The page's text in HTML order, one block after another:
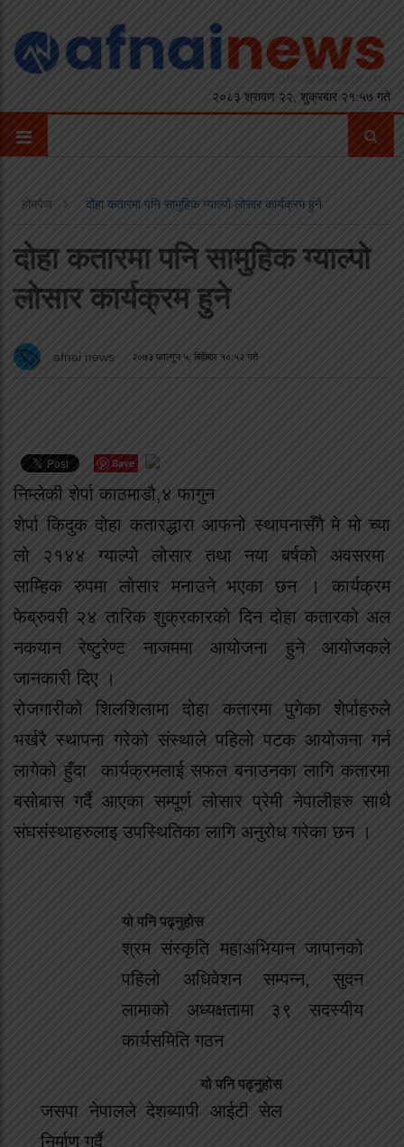
२०८३ श्रावण २२, शुक्रबार २१:५७ गते
होमपेज दोहा कतारमा पनि सामुहिक ग्याल्पो लोसार कार्यक्रम हुने
दोहा कतारमा पनि सामुहिक ग्याल्पो
लोसार कार्यक्रम हुने
afnai news २०७३ फाल्गुन ५, बिहीबार १०:५२ गते
Save
निम्लेकी शेर्पा काठमाडौ,४ फागुन
शेर्पा किदुक दोहा कतारद्धारा आफनो स्थापनासँगै मे मो च्या
लो २१४४ ग्याल्पो लोसार तथा नया बर्षको अवसरमा
साम्हिक रुपमा लोसार मनाउने भएका छन । कार्यक्रम
फेब्रुवरी २४ तारिक शुक्रकारको दिन दोहा कतारको अल
नकयान रेष्टुरेण्ट नाजममा आयोजना हुने आयोजकले
जानकारी दिए ।
रोजगारीको शिलशिलामा दोहा कतारमा पुगेका शेर्पाहरुले
भर्खरै स्थापना गरेको संस्थाले पहिलो पटक आयोजना गर्न
लागेको हुँदा कार्यक्रमलाई सफल बनाउनका लागि कतारमा
बसोबास गर्दै आएका सम्पूर्ण लोसार प्रेमी नेपालीहरु साथै
संघसंस्थाहरुलाइ उपस्थितिका लागि अनुरोध गरेका छन ।
यो पनि पढ्नुहोस
श्रम संस्कृति महाअभियान जापानको
पहिलो अधिवेशन सम्पन्न, सुदन
लामाको अध्यक्षतामा ३९ सदस्यीय
कार्यसमिति गठन
यो पनि पढ्नुहोस
जसपा नेपालले देशब्यापी आईटी सेल
निर्माण गर्दै